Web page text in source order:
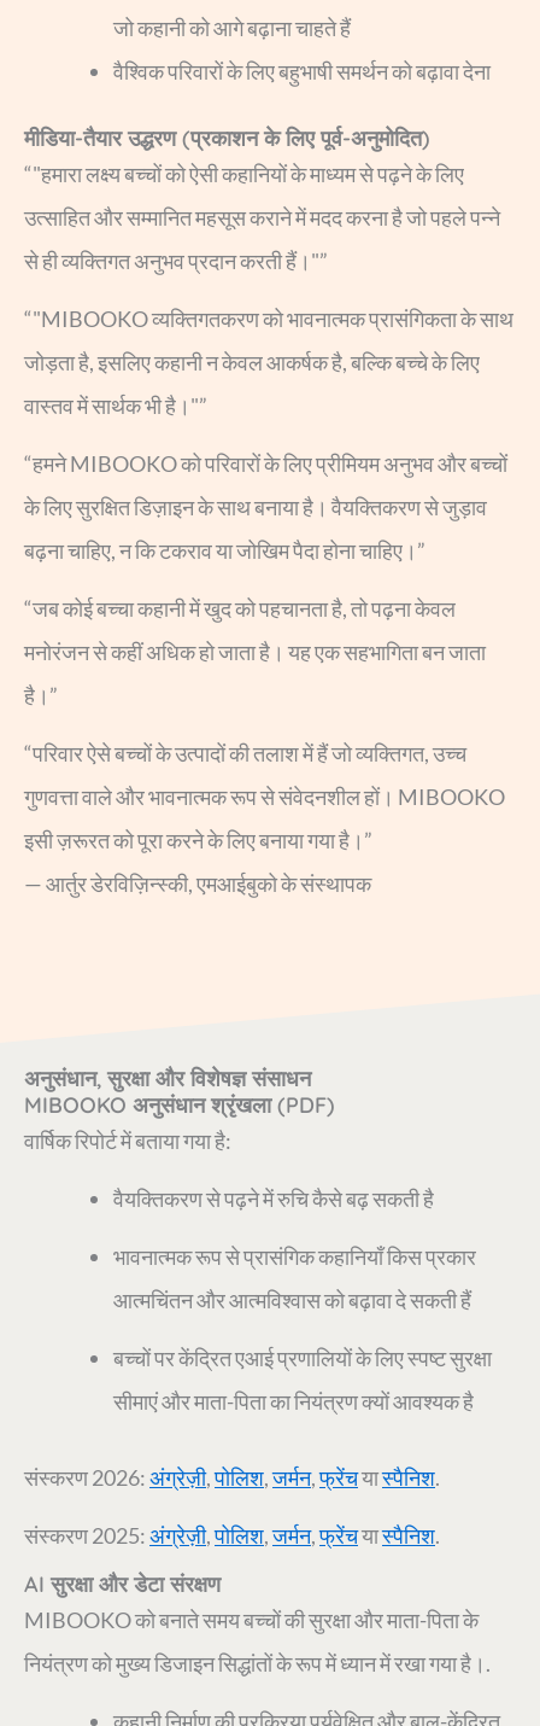
जो कहानी को आगे बढ़ाना चाहते हैं
वैश्विक परिवारों के लिए बहुभाषी समर्थन को बढ़ावा देना
मीडिया-तैयार उद्धरण (प्रकाशन के लिए पूर्व-अनुमोदित)
“"हमारा लक्ष्य बच्चों को ऐसी कहानियों के माध्यम से पढ़ने के लिए
उत्साहित और सम्मानित महसूस कराने में मदद करना है जो पहले पन्ने
से ही व्यक्तिगत अनुभव प्रदान करती हैं।"”
“"MIBOOKO व्यक्तिगतकरण को भावनात्मक प्रासंगिकता के साथ
जोड़ता है, इसलिए कहानी न केवल आकर्षक है, बल्कि बच्चे के लिए
वास्तव में सार्थक भी है।"”
“हमने MIBOOKO को परिवारों के लिए प्रीमियम अनुभव और बच्चों
के लिए सुरक्षित डिज़ाइन के साथ बनाया है। वैयक्तिकरण से जुड़ाव
बढ़ना चाहिए, न कि टकराव या जोखिम पैदा होना चाहिए।”
“जब कोई बच्चा कहानी में खुद को पहचानता है, तो पढ़ना केवल
मनोरंजन से कहीं अधिक हो जाता है। यह एक सहभागिता बन जाता
है।”
“परिवार ऐसे बच्चों के उत्पादों की तलाश में हैं जो व्यक्तिगत, उच्च
गुणवत्ता वाले और भावनात्मक रूप से संवेदनशील हों। MIBOOKO
इसी ज़रूरत को पूरा करने के लिए बनाया गया है।”
— आर्तुर डेरविज़िन्स्की, एमआईबुको के संस्थापक
अनुसंधान, सुरक्षा और विशेषज्ञ संसाधन
MIBOOKO अनुसंधान श्रृंखला (PDF)
वार्षिक रिपोर्ट में बताया गया है:
वैयक्तिकरण से पढ़ने में रुचि कैसे बढ़ सकती है
भावनात्मक रूप से प्रासंगिक कहानियाँ किस प्रकार
आत्मचिंतन और आत्मविश्वास को बढ़ावा दे सकती हैं
बच्चों पर केंद्रित एआई प्रणालियों के लिए स्पष्ट सुरक्षा
सीमाएं और माता-पिता का नियंत्रण क्यों आवश्यक है
संस्करण 2026:अंग्रेज़ी,पोलिश,जर्मन,फ्रेंचयास्पैनिश.
संस्करण 2025:अंग्रेज़ी,पोलिश,जर्मन,फ्रेंचयास्पैनिश.
AI सुरक्षा और डेटा संरक्षण
MIBOOKO को बनाते समय बच्चों की सुरक्षा और माता-पिता के
नियंत्रण को मुख्य डिजाइन सिद्धांतों के रूप में ध्यान में रखा गया है।.